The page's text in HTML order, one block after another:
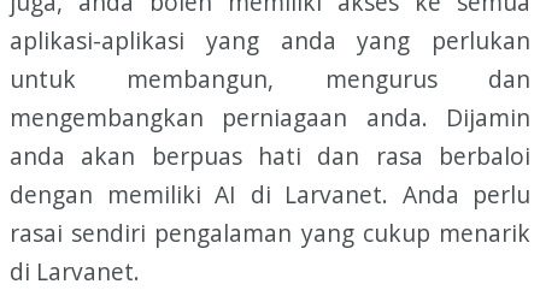
aplikasi-aplikasi yang anda yang perlukan
untuk membangun, mengurus dan
mengembangkan perniagaan anda. Dijamin
anda akan berpuas hati dan rasa berbaloi
dengan memiliki AI di Larvanet. Anda perlu
rasai sendiri pengalaman yang cukup menarik
di Larvanet.